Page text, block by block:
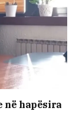
në hapësira